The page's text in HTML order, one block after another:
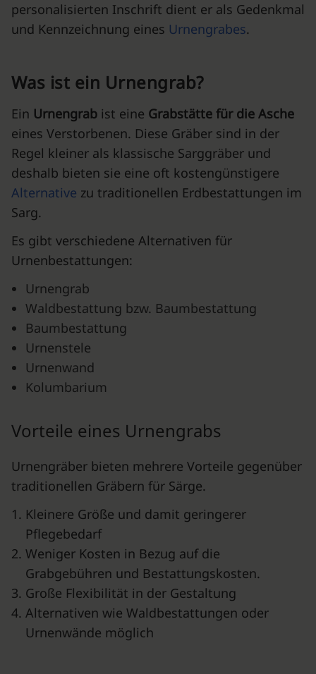
personalisierten Inschrift dient er als Gedenkmal
und Kennzeichnung eines Urnengrabes.
Was ist ein Urnengrab?
Ein Urnengrab ist eine Grabstätte für die Asche
eines Verstorbenen. Diese Gräber sind in der
Regel kleiner als klassische Sarggräber und
deshalb bieten sie eine oft kostengünstigere
Alternative zu traditionellen Erdbestattungen im
Sarg.
Es gibt verschiedene Alternativen für
Urnenbestattungen:
Urnengrab
Waldbestattung bzw. Baumbestattung
Baumbestattung
Urnenstele
Urnenwand
Kolumbarium
Vorteile eines Urnengrabs
Urnengräber bieten mehrere Vorteile gegenüber
traditionellen Gräbern für Särge.
Kleinere Größe und damit geringerer
Pflegebedarf
Weniger Kosten in Bezug auf die
Grabgebühren und Bestattungskosten.
Große Flexibilität in der Gestaltung
Alternativen wie Waldbestattungen oder
Urnenwände möglich